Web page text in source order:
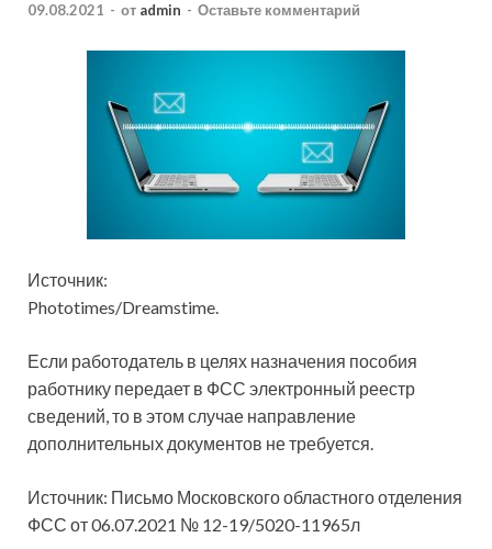
09.08.2021 - от admin - Оставьте комментарий
Источник:
Phototimes/Dreamstime.
Если работодатель в целях назначения пособия
работнику передает в ФСС электронный реестр
сведений, то в этом случае направление
дополнительных документов не требуется.
Источник: Письмо Московского областного отделения
ФСС от 06.07.2021 № 12-19/5020-11965л